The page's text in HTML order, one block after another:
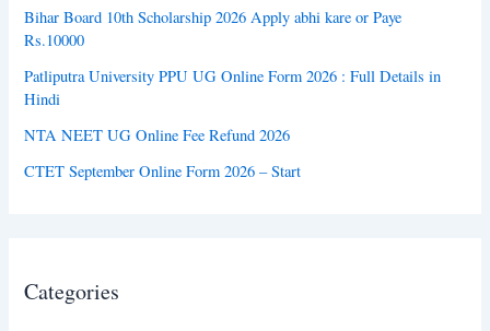
Bihar Board 10th Scholarship 2026 Apply abhi kare or Paye
Rs.10000
Patliputra University PPU UG Online Form 2026 : Full Details in
Hindi
NTA NEET UG Online Fee Refund 2026
CTET September Online Form 2026 – Start
Categories